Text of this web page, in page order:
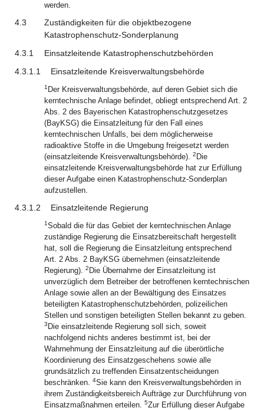
werden.
4.3
Zuständigkeiten für die objektbezogene
Katastrophenschutz-Sonderplanung
4.3.1
Einsatzleitende Katastrophenschutzbehörden
4.3.1.1
Einsatzleitende Kreisverwaltungsbehörde
1 Der Kreisverwaltungsbehörde, auf deren Gebiet sich die
kerntechnische Anlage befindet, obliegt entsprechend Art. 2
Abs. 2 des Bayerischen Katastrophenschutzgesetzes
(BayKSG) die Einsatzleitung für den Fall eines
kerntechnischen Unfalls, bei dem möglicherweise
radioaktive Stoffe in die Umgebung freigesetzt werden
(einsatzleitende Kreisverwaltungsbehörde). 2 Die
einsatzleitende Kreisverwaltungsbehörde hat zur Erfüllung
dieser Aufgabe einen Katastrophenschutz-Sonderplan
aufzustellen.
4.3.1.2 Einsatzleitende Regierung
1Sobald die für das Gebiet der kerntechnischen Anlage
zuständige Regierung die Einsatzbereitschaft hergestellt
hat, soll die Regierung die Einsatzleitung entsprechend
Art. 2 Abs. 2 BayKSG übernehmen (einsatzleitende
Regierung). 2 Die Übernahme der Einsatzleitung ist
unverzüglich dem Betreiber der betroffenen kerntechnischen
Anlage sowie allen an der Bewältigung des Einsatzes
beteiligten Katastrophenschutzbehörden, polizeilichen
Stellen und sonstigen beteiligten Stellen bekannt zu geben.
3 Die einsatzleitende Regierung soll sich, soweit
nachfolgend nichts anderes bestimmt ist, bei der
Wahrnehmung der Einsatzleitung auf die überörtliche
Koordinierung des Einsatzgeschehens sowie alle
grundsätzlich zu treffenden Einsatzentscheidungen
beschränken. 4Sie kann den Kreisverwaltungsbehörden in
ihrem Zuständigkeitsbereich Aufträge zur Durchführung von
Einsatzmaßnahmen erteilen. 5Zur Erfüllung dieser Aufgabe